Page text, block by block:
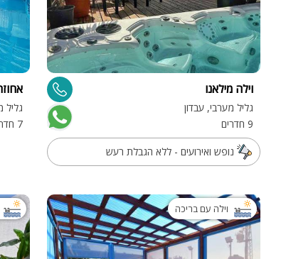
וילה מילאנו
גליל מערבי, עבדון
9 חדרים
נופש ואירועים - ללא הגבלת רעש
גליל
7 חדרים
וילה עם בריכה